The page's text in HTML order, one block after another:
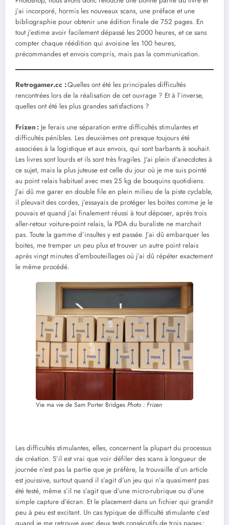
j’ai incorporé, hormis les nouveaux scans, une préface et une
bibliographie pour obtenir une édition finale de 752 pages. En
tout j’estime avoir facilement dépassé les 2000 heures, et ce sans
compter chaque réédition qui avoisine les 100 heures,
précommandes et envois compris, mais pas la communication.
Retrogamer.cc :Quelles ont été les principales difficultés
rencontrées lors de la réalisation de cet ouvrage ? Et à l’inverse,
quelles ont été les plus grandes satisfactions ?
Frizen : Je ferais une séparation entre difficultés stimulantes et
difficultés pénibles. Les deuxièmes ont presque toujours été
associées à la logistique et aux envois, qui sont barbants à souhait.
Les livres sont lourds et ils sont très fragiles. J’ai plein d’anecdotes à
ce sujet, mais la plus juteuse est celle du jour où je me suis pointé
au point relais habituel avec mes 25 kg de bouquins quotidiens.
J’ai dû me garer en double file en plein milieu de la piste cyclable,
il pleuvait des cordes, j’essayais de protéger les boites comme je le
pouvais et quand j’ai finalement réussi à tout déposer, après trois
aller-retour voiture-point relais, la PDA du buraliste ne marchait
pas. Toute la gamme d’insultes y est passée. J’ai dû embarquer les
boites, me tremper un peu plus et trouver un autre point relais
après vingt minutes d’embouteillages où j’ai dû répéter exactement
le même procédé.
Vie ma vie de Sam Porter Bridges Photo : Frizen
Les difficultés stimulantes, elles, concernent la plupart du processus
de création. S’il est vrai que voir défiler des scans à longueur de
journée n’est pas la partie que je préfère, la trouvaille d’un article
est jouissive, surtout quand il s’agit d’un jeu qui n’a quasiment pas
été testé, même s’il ne s’agit que d’une micro-rubrique ou d’une
simple capture d’écran. Et le placement dans un fichier qui grandit
peu à peu est excitant. Un cas typique de difficulté stimulante c’est